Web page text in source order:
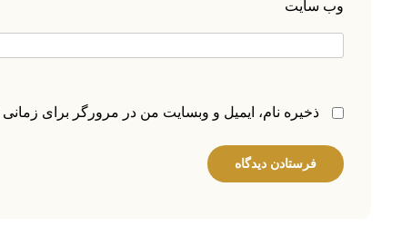
وب‌ سایت
ذخیره نام، ایمیل و وبسایت من در مرورگر برای
فرستادن دیدگاه